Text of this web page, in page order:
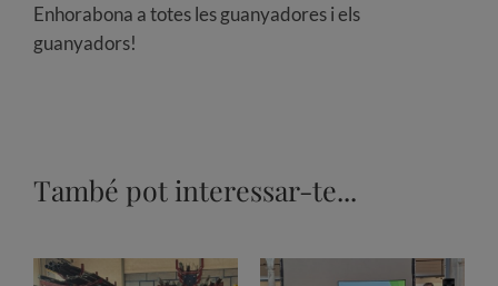
Enhorabona a totes les guanyadores i els
guanyadors!
També pot interessar-te...